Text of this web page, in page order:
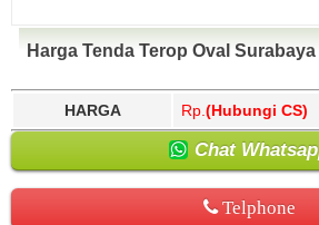
Harga Tenda Terop Oval Surabaya
HARGA Rp. (Hubungi CS)
Chat
Telphone